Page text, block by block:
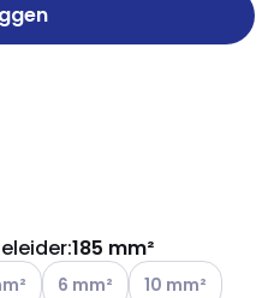
:185 mm²
niet mogelijk)
combinatie niet
varianten (Huidige
Andere varianten (Huidige
6 mm² Andere
10 mm²